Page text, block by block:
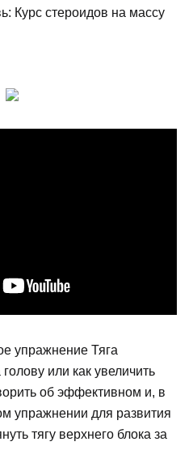
Курс стероидов на массу
упражнение Тяга
или как увеличить
об эффективном и, в
упражнении для развития
тягу верхнего блока за